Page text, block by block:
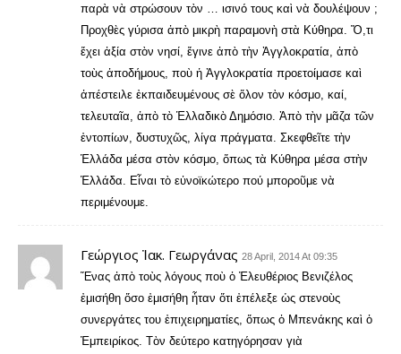
παρὰ νὰ στρώσουν τὸν … ισινό τους καὶ νὰ δουλέψουν ;
Προχθὲς γύρισα ἀπὸ μικρὴ παραμονὴ στὰ Κύθηρα. Ὅ,τι
ἔχει ἀξία στὸν νησί, ἔγινε ἀπὸ τὴν Ἀγγλοκρατία, ἀπὸ
τοὺς ἀποδήμους, ποὺ ἡ Ἀγγλοκρατία προετοίμασε καὶ
ἀπέστειλε ἐκπαιδευμένους σὲ ὅλον τὸν κόσμο, καί,
τελευταῖα, ἀπὸ τὸ Ἑλλαδικὸ Δημόσιο. Ἀπὸ τὴν μᾶζα τῶν
ἐντοπίων, δυστυχῶς, λίγα πράγματα. Σκεφθεῖτε τὴν
Ἑλλάδα μέσα στὸν κόσμο, ὅπως τὰ Κύθηρα μέσα στὴν
Ἑλλάδα. Εἶναι τὸ εὐνοϊκώτερο πού μποροῦμε νὰ
περιμένουμε.
Γεώργιος Ἰακ. Γεωργάνας 28 April, 2014 At 09:35
Ἕνας ἀπὸ τοὺς λόγους ποὺ ὁ Ἐλευθέριος Βενιζέλος
ἐμισήθη ὅσο ἐμισήθη ἦταν ὅτι ἐπέλεξε ὡς στενοὺς
συνεργάτες του ἐπιχειρηματίες, ὅπως ὁ Μπενάκης καὶ ὁ
Ἐμπειρίκος. Τὸν δεύτερο κατηγόρησαν γιὰ